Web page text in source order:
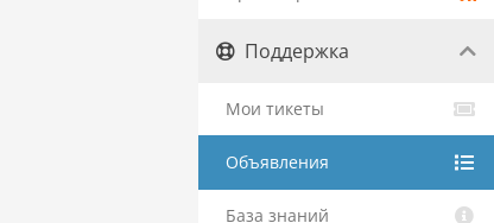
Поддержка
Мои тикеты
Объявления
База знаний